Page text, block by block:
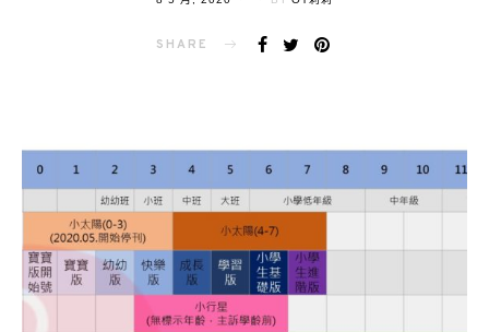
SHARE